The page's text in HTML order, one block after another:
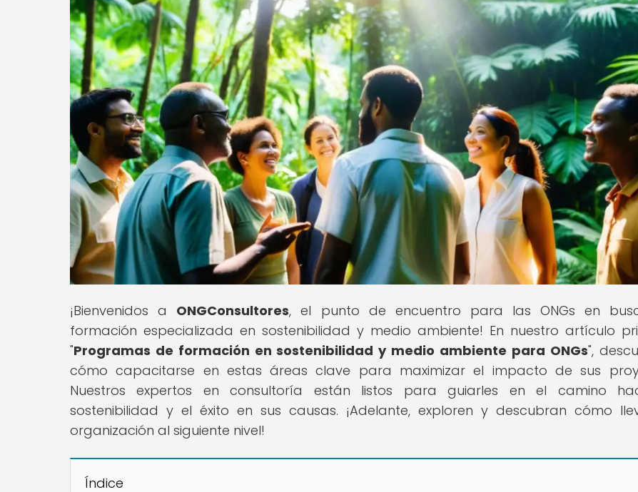
¡Bienvenidos a ONGConsultores, el punto de encuentro para las ONGs en
formación especializada en sostenibilidad y medio ambiente! En nuestro artículo
"Programas de formación en sostenibilidad y medio ambiente para ONGs",
cómo capacitarse en estas áreas clave para maximizar el impacto de sus
Nuestros expertos en consultoría están listos para guiarles en el camino
sostenibilidad y el éxito en sus causas. ¡Adelante, exploren y descubran cómo
organización al siguiente nivel!
Índice